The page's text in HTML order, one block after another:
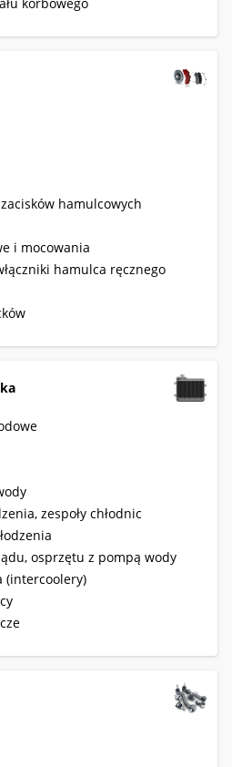
hamulcowych
i mocowania
hamulca ręcznego
zespoły chłodnic
osprzętu z pompą wody
(intercoolery)